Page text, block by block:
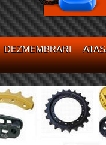
DEZMEMBRARI